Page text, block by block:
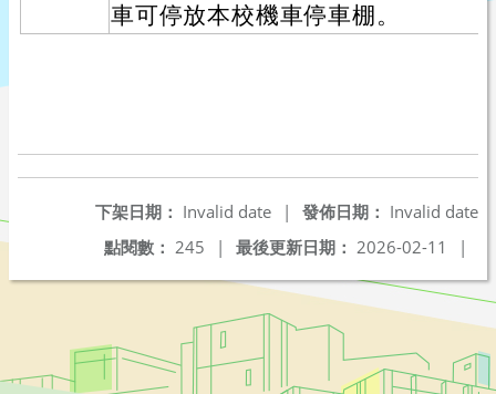
車可停放本校機車停車棚。
發佈日期： Invalid date
下架日期： Invalid date
|
最後更新日期： 2026-02-11 |
點閱數： 245 |